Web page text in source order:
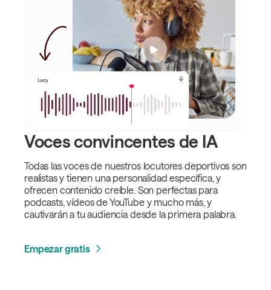
Voces convincentes de IA
Todas las voces de nuestros locutores deportivos son
realistas y tienen una personalidad específica, y
ofrecen contenido creíble. Son perfectas para
podcasts, vídeos de YouTube y mucho más, y
cautivarán a tu audiencia desde la primera palabra.
Empezar gratis